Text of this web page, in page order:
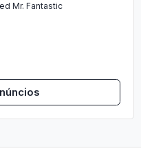
Mr. Fantastic